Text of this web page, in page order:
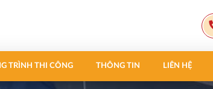
TRÌNH THI CÔNG THÔNG TIN LIÊN HỆ